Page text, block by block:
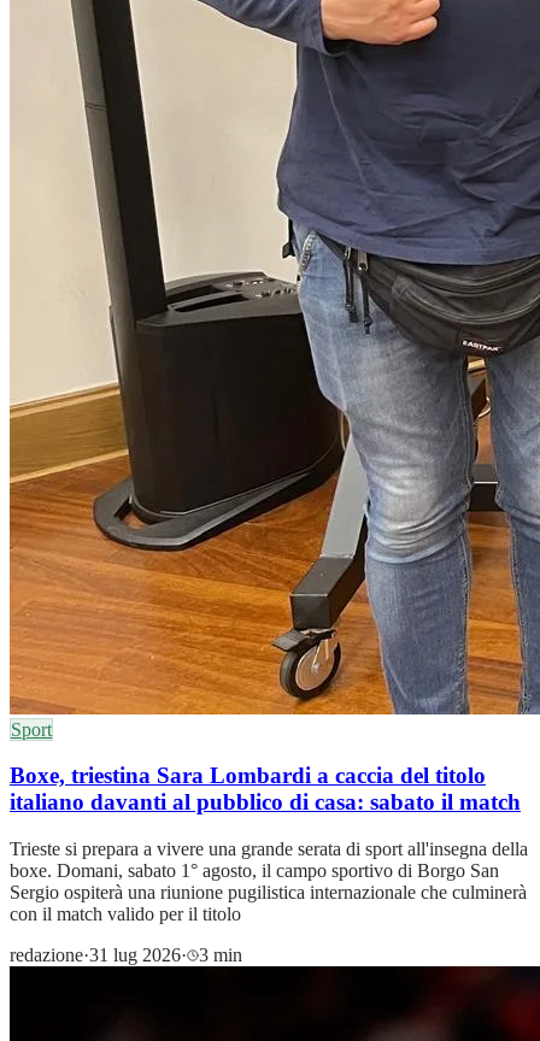
Sport
Boxe, triestina Sara Lombardi a caccia del titolo
italiano davanti al pubblico di casa: sabato il match
Trieste si prepara a vivere una grande serata di sport all'insegna della
boxe. Domani, sabato 1° agosto, il campo sportivo di Borgo San
Sergio ospiterà una riunione pugilistica internazionale che culminerà
con il match valido per il titolo
redazione·31 lug 2026· 3 min